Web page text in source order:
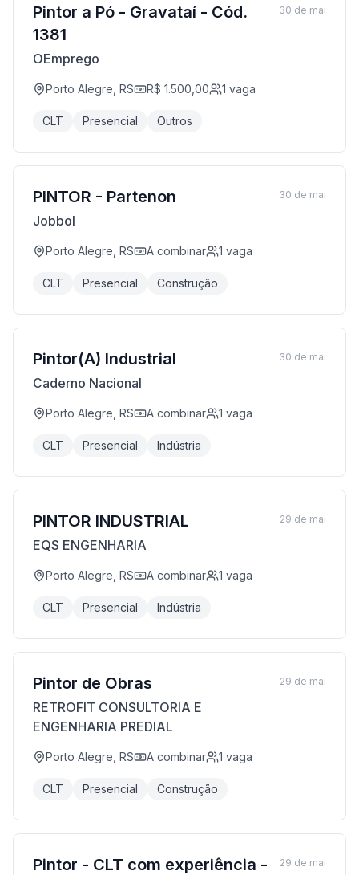
Pintor a Pó - Gravataí - Cód.
1381
OEmprego
Porto Alegre, RS R$ 1.500,00 1 vaga
CLT Presencial Outros
30 de mai
PINTOR - Partenon
Jobbol
Porto Alegre, RS A combinar 1 vaga
CLT Presencial Construção
30 de mai
Pintor(A) Industrial
Caderno Nacional
Porto Alegre, RS A combinar 1 vaga
CLT Presencial Indústria
30 de mai
PINTOR INDUSTRIAL
EQS ENGENHARIA
Porto Alegre, RS A combinar 1 vaga
CLT Presencial Indústria
29 de mai
Pintor de Obras
RETROFIT CONSULTORIA E
ENGENHARIA PREDIAL
Porto Alegre, RS A combinar 1 vaga
CLT Presencial Construção
29 de mai
Pintor - CLT com experiência -
29 de mai